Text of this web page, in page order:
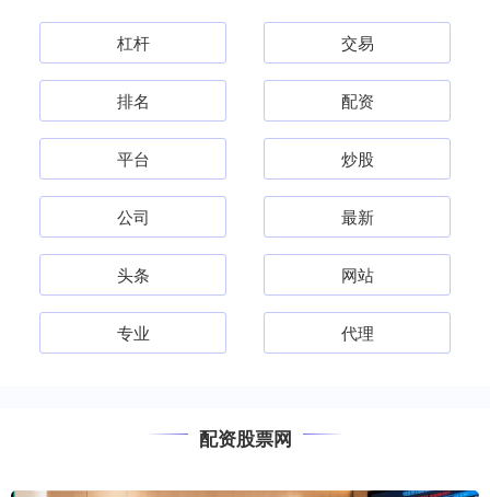
杠杆 交易
排名 配资
平台 炒股
公司 最新
头条 网站
专业 代理
配资股票网